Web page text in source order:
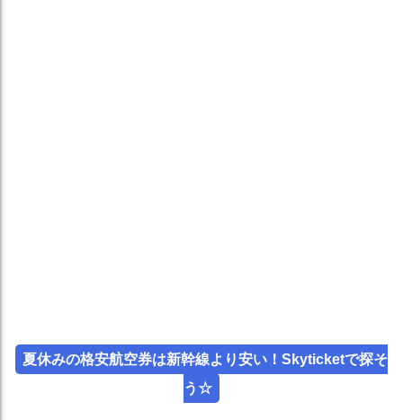
夏休みの格安航空券は新幹線より安い！Skyticketで探そ
う☆